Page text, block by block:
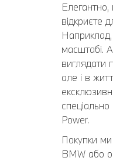
відкриєте
Наприклад,
масштабі.
виглядати
але і в
Power.
Покупки
BMW або